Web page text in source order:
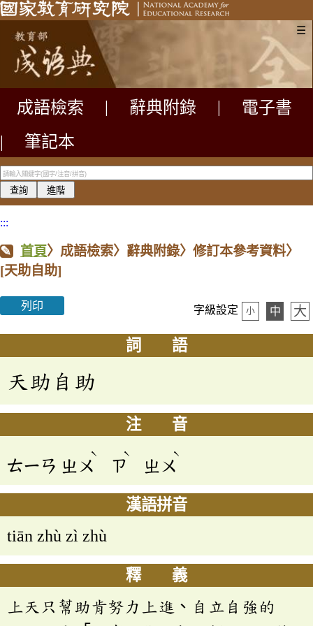
☰
成語檢索 辭典附錄
電子書
|
筆記本
:::
首頁〉成語檢索〉辭典附錄〉修訂本參考資料〉
[天助自助]
列印 字級設定 小 中 大
詞 語
天助自助
注 音
ㄊㄧㄢ ㄓㄨ
ˋ
ㄗ
ˋ
ㄓㄨ
ˋ
漢語拼音
tiān zhù zì zhù
釋 義
上天只幫助肯努力上進、自立自強的